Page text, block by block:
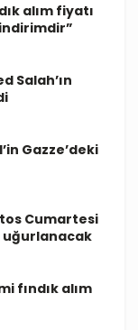
alım fiyatı
Salah’ın
Gazze’deki
Cumartesi
uğurlanacak
fındık alım